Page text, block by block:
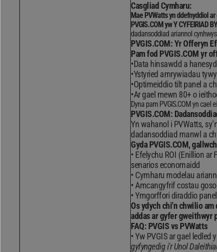
Casgliad Cymharu:
Mae PVWatts yn ddefnyddiol
PVGIS.COM yw Y CYFEIRIAD
dadansoddiad ariannol
PVGIS.COM: Yr Offeryn
Pam fod PVGIS.COM yr
Data hinsawdd a
Ystyried amrywiadau
Optimeiddio tilt panel a
Ar gael mewn 80+ o
Dyna pam PVGIS.COM yn
PVGIS.COM:
Yn wahanol i PVWatts,
dadansoddiad manwl a
Gyda PVGIS.COM,
Efelychu ROI (Enillion ar
senarios economaidd
Cymharu modelau
Amcangyfrif costau
Ymgorffori diraddio
Os ydych chi'n chwilio
addas ar gyfer gweithwyr
FAQ: PVGIS vs PVWatts
Yw PVGIS ar gael ledled
gyfyngedig i'r Unol